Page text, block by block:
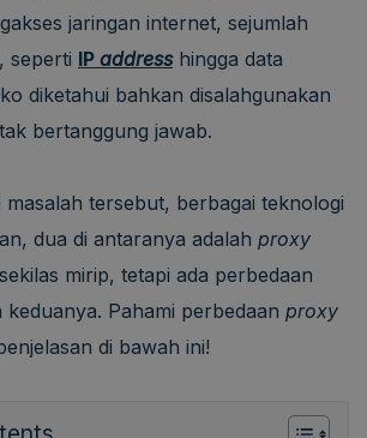
jaringan internet, sejumlah
seperti IP address hingga data
diketahui bahkan disalahgunakan
bertanggung jawab.
masalah tersebut, berbagai teknologi
dua di antaranya adalah proxy
mirip, tetapi ada perbedaan
Pahami perbedaan proxy
di bawah ini!